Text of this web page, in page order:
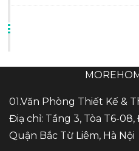
01.Văn Phòng Thiết Kế &
Điạ chỉ: Tầng 3, Tòa T6-
Quận Bắc Từ Liêm, Hà Nội